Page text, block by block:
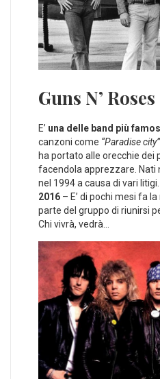
Guns N’ Roses
E’ una delle band più
canzoni come “Paradise city”
ha portato alle orecchie dei
facendola apprezzare. Nati
nel 1994 a causa di vari litigi.
2016 – E’ di pochi mesi fa
parte del gruppo di riunirsi
Chi vivrà, vedrà…